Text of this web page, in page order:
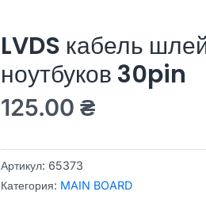
LVDS кабель
ноутбуков 30pin
125.00 ₴
Артикул: 65373
Категория: MAIN BOARD